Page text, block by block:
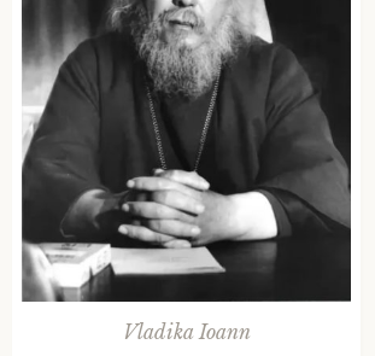
Vladika Ioann